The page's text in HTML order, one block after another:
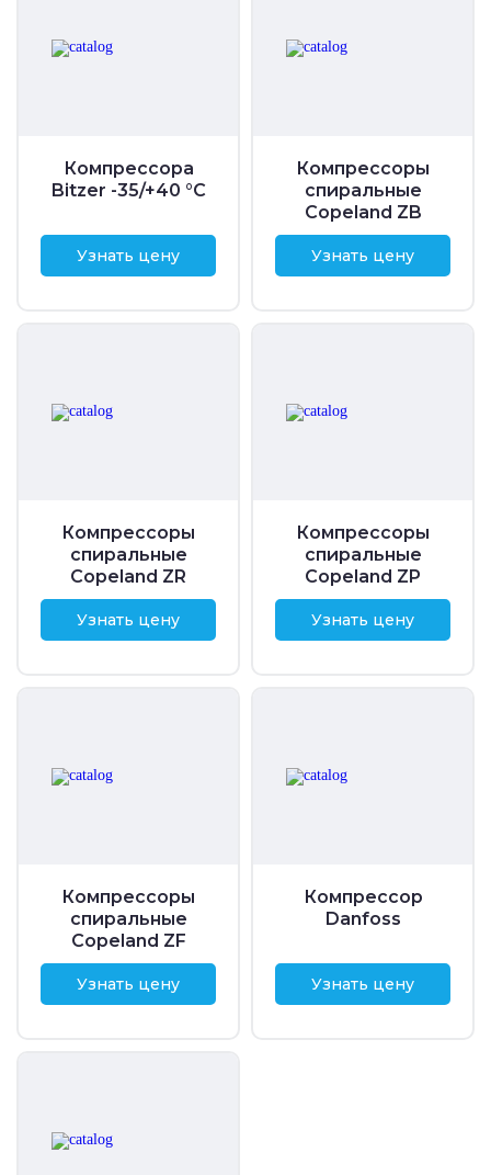
Компрессора
Bitzer -35/+40 °C
Узнать цену
Компрессоры
спиральные
Copeland ZB
Узнать цену
Компрессоры
спиральные
Copeland ZR
Узнать цену
Компрессоры
спиральные
Copeland ZP
Узнать цену
Компрессоры
спиральные
Copeland ZF
Узнать цену
Компрессор
Danfoss
Узнать цену